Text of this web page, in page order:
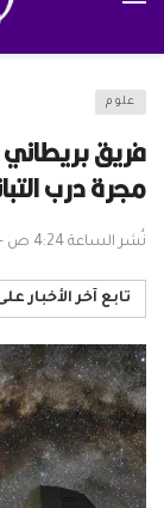
علوم
فريق
مجرة درب
نُشر الساعة 4:24 ص - من يوم الإثنين 5 مايو / أيار 2025
تابع آخر الأخبار